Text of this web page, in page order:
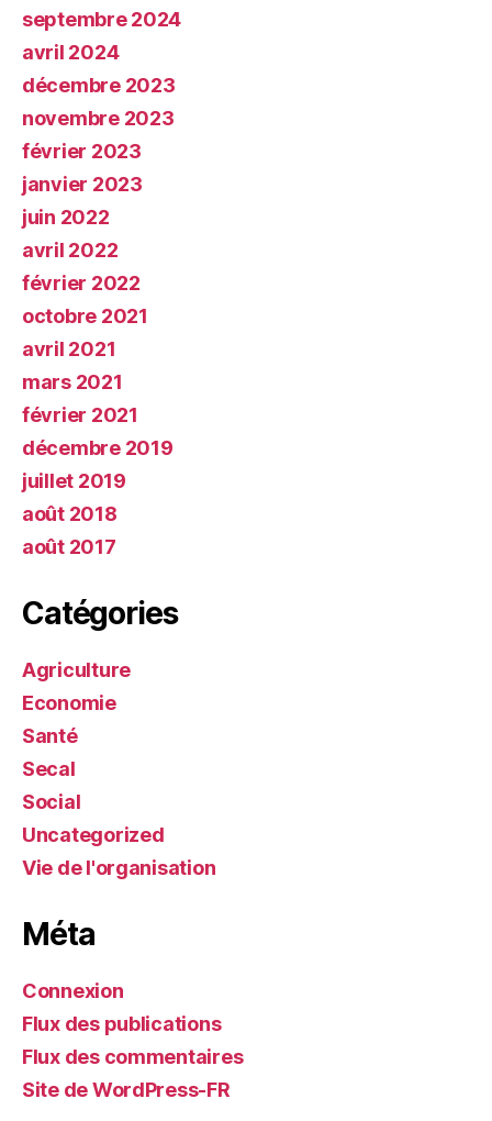
septembre 2024
avril 2024
décembre 2023
novembre 2023
février 2023
janvier 2023
juin 2022
avril 2022
février 2022
octobre 2021
avril 2021
mars 2021
février 2021
décembre 2019
juillet 2019
août 2018
août 2017
Catégories
Agriculture
Economie
Santé
Secal
Social
Uncategorized
Vie de l'organisation
Méta
Connexion
Flux des publications
Flux des commentaires
Site de WordPress-FR